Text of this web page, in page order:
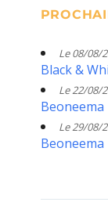
Le 08/08/
Black &
Le 22/08/
Beoneema
Le 29/08/
Beoneema